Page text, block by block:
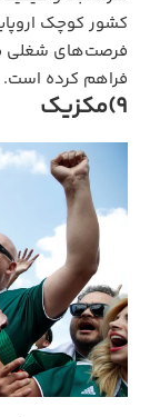
کشور کوچک
فرصت‌های شغلی
فراهم کرده است.
9)مکزیک